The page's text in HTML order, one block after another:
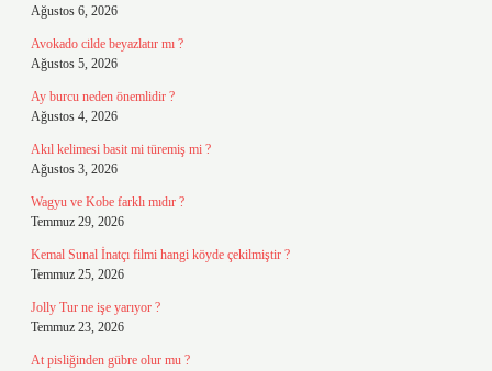
Ağustos 6, 2026
Avokado cilde beyazlatır mı ?
Ağustos 5, 2026
Ay burcu neden önemlidir ?
Ağustos 4, 2026
Akıl kelimesi basit mi türemiş mi ?
Ağustos 3, 2026
Wagyu ve Kobe farklı mıdır ?
Temmuz 29, 2026
Kemal Sunal İnatçı filmi hangi köyde çekilmiştir ?
Temmuz 25, 2026
Jolly Tur ne işe yarıyor ?
Temmuz 23, 2026
At pisliğinden gübre olur mu ?